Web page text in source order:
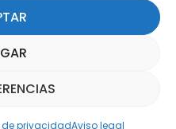
de privacidadAviso legal